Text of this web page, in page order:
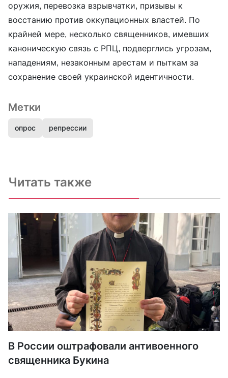
оружия, перевозка взрывчатки, призывы к
восстанию против оккупационных властей. По
крайней мере, несколько священников, имевших
каноническую связь с РПЦ, подверглись угрозам,
нападениям, незаконным арестам и пыткам за
сохранение своей украинской идентичности.
Метки
опрос репрессии
Читать также
В России оштрафовали антивоенного
священника Букина